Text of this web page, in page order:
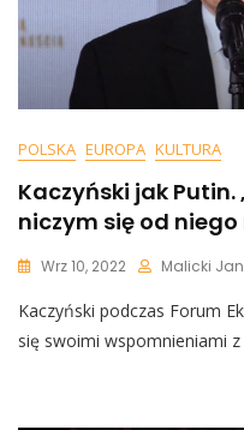
POLSKA EUROPA KULTURA
Kaczyński jak Putin.
niczym się od niego
Wrz 10, 2022 Malicki Jan
Kaczyński podczas Forum
się swoimi wspomnieniami